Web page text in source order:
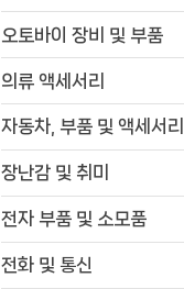
오토바이 장비 및 부품
의류 액세서리
자동차, 부품 및 액세서리
장난감 및 취미
전자 부품 및 소모품
전화 및 통신